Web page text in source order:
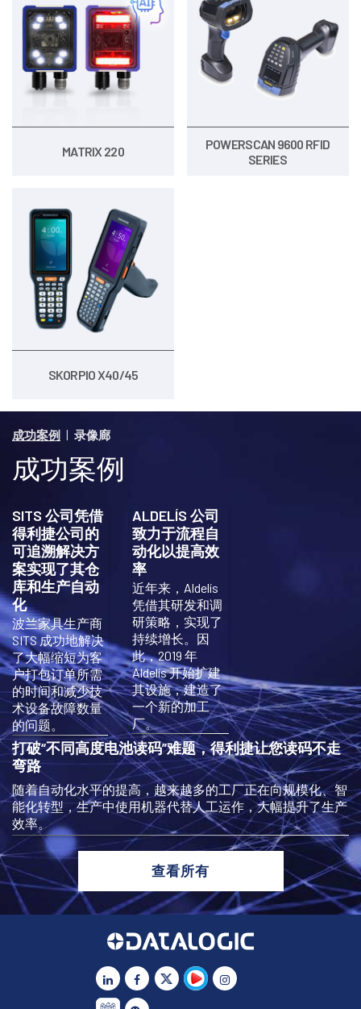
MATRIX 220
POWERSCAN 9600 RFID
SERIES
SKORPIO X40/45
成功案例 | 录像廊
成功案例
SITS 公司凭借
得利捷公司的
可追溯解决方
案实现了其仓
库和生产自动
化
波兰家具生产商
SITS 成功地解决
了大幅缩短为客
户打包订单所需
的时间和减少技
术设备故障数量
的问题。
ALDELÍS 公司
致力于流程自
动化以提高效
率
近年来，Aldelís
凭借其研发和调
研策略，实现了
持续增长。因
此，2019 年
Aldelís 开始扩建
其设施，建造了
一个新的加工
厂。
打破“不同高度电池读码”难题，得利捷让您读码不走
弯路
随着自动化水平的提高，越来越多的工厂正在向规模化、智
能化转型，生产中使用机器代替人工运作，大幅提升了生产
效率。
查看所有